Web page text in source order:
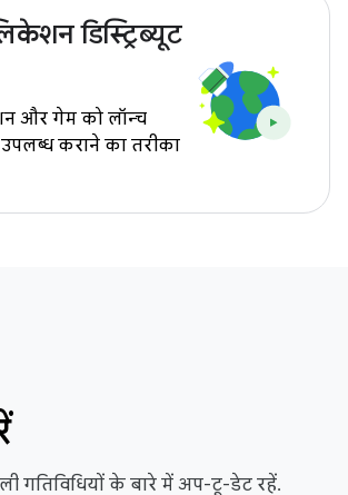
डिस्ट्रिब्यूट
और गेम को लॉन्च
कराने का तरीका
गतिविधियों के बारे में अप-टू-डेट रहें.